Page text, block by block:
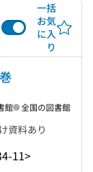
一括
お気
に入
り
資料あり
11>
館 全国の図書館